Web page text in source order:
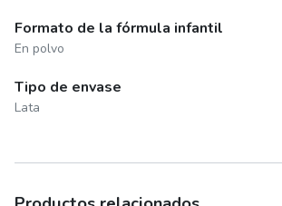
Formato de la fórmula infantil
En polvo
Tipo de envase
Lata